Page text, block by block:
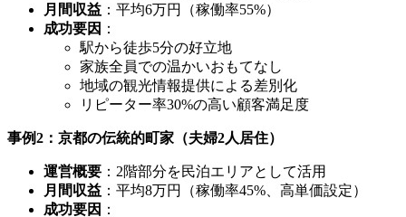
月間収益 ：平均6万円（稼働率55%）
成功要因 ：
駅から徒歩5分の好立地
家族全員での温かいおもてなし
地域の観光情報提供による差別化
リピーター率30%の高い顧客満足度
事例2：京都の伝統的町家（夫婦2人居住）
運営概要 ：2階部分を民泊エリアとして活用
月間収益 ：平均8万円（稼働率45%、高単価設定）
成功要因 ：